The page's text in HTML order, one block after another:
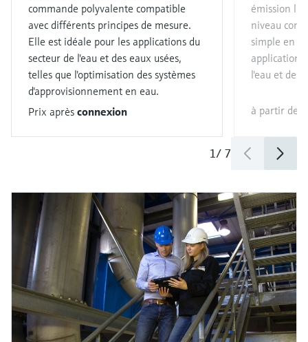
commande polyvalente compatible
avec différents principes de mesure.
Elle est idéale pour les applications du
secteur de l'eau et des eaux usées,
telles que l'optimisation des systèmes
d'approvisionnement en eau.
Prix après connexion
émission
niveau
simple en
applications
l'eau et des
à partir de
1/ 7